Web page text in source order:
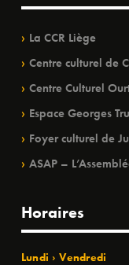
La CCR Liège
Centre culturel de
Centre Culturel
Espace Georges
Foyer culturel de
ASAP –
Horaires
Lundi › Vendredi